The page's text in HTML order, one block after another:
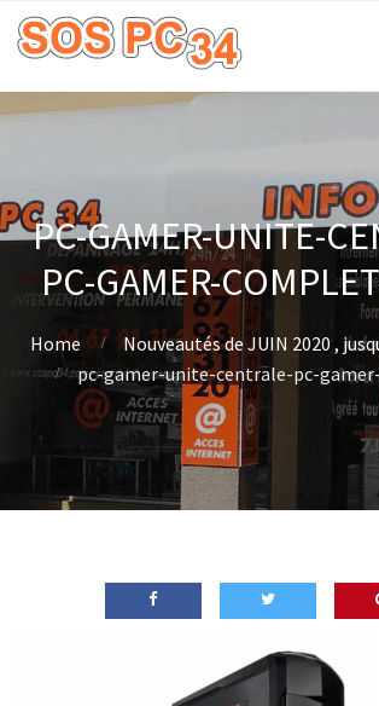
PC-GAMER-UNITE-
PC-GAMER-
Home
Nouveautés de JUIN 2020 ,
pc-gamer-unite-centrale-pc-